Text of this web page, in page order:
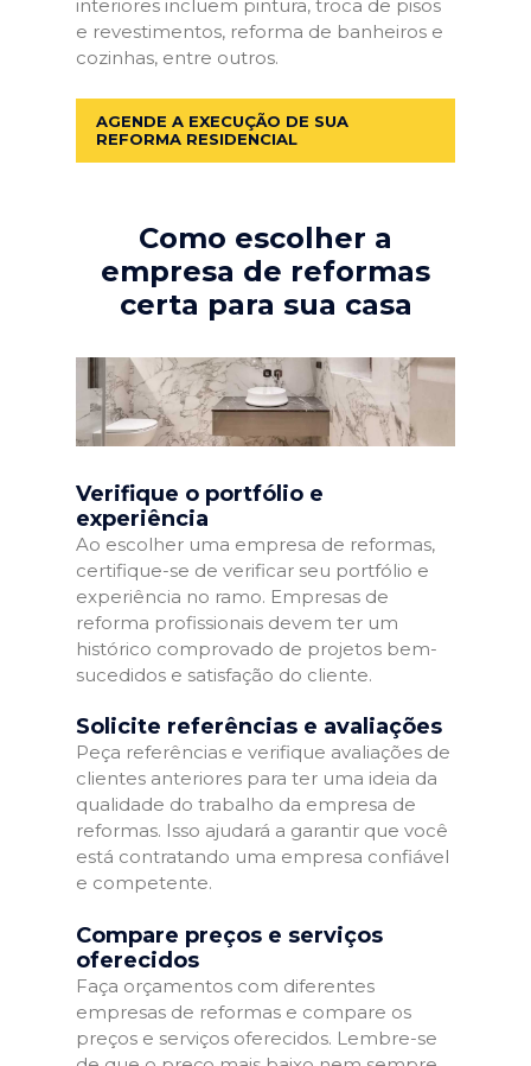
interiores incluem pintura, troca de pisos
e revestimentos, reforma de banheiros e
cozinhas, entre outros.
AGENDE A EXECUÇÃO DE SUA
REFORMA RESIDENCIAL
Como escolher a
empresa de reformas
certa para sua casa
Verifique o portfólio e
experiência
Ao escolher uma empresa de reformas,
certifique-se de verificar seu portfólio e
experiência no ramo. Empresas de
reforma profissionais devem ter um
histórico comprovado de projetos bem-
sucedidos e satisfação do cliente.
Solicite referências e avaliações
Peça referências e verifique avaliações de
clientes anteriores para ter uma ideia da
qualidade do trabalho da empresa de
reformas. Isso ajudará a garantir que você
está contratando uma empresa confiável
e competente.
Compare preços e serviços
oferecidos
Faça orçamentos com diferentes
empresas de reformas e compare os
preços e serviços oferecidos. Lembre-se